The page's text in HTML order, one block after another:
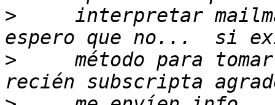
>
interpretar
>
método para